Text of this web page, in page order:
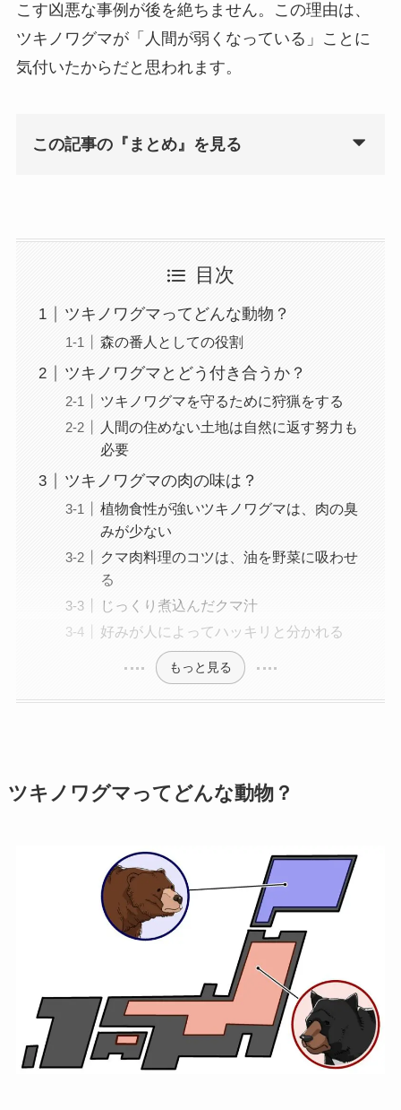
こす凶悪な事例が後を絶ちません。この理由は、
ツキノワグマが「人間が弱くなっている」ことに
気付いたからだと思われます。
この記事の『まとめ』を見る
目次
ツキノワグマってどんな動物？
森の番人としての役割
ツキノワグマとどう付き合うか？
ツキノワグマを守るために狩猟をする
人間の住めない土地は自然に返す努力も
必要
ツキノワグマの肉の味は？
植物食性が強いツキノワグマは、肉の臭
みが少ない
クマ肉料理のコツは、油を野菜に吸わせ
る
じっくり煮込んだクマ汁
好みが人によってハッキリと分かれる
もっと見る
ツキノワグマってどんな動物？